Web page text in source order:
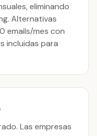
eliminando
Alternativas
emails/mes con
incluidas para
Las empresas